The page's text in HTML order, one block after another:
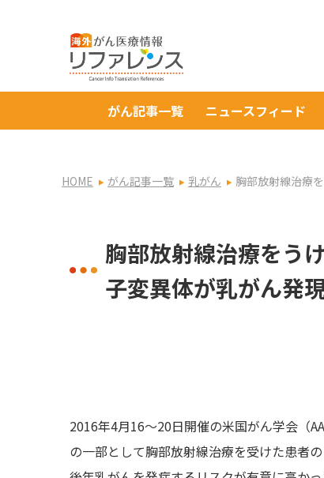
がん記事一覧 ニュースフィード
HOME がん記事一覧 乳がん 胸部放射線治療
胸部放射線治療をう
子変異体が乳がん発
2016年4月16～20日開催の米国がん学会（
の一部として胸部放射線治療を受けた患者